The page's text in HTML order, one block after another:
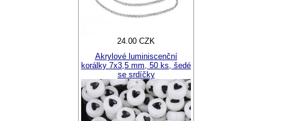
24.00 CZK
Akrylové luminiscenční
korálky 7x3,5 mm, 50 ks, šedé
se srdíčky